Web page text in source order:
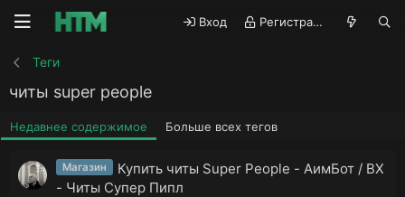
Вход Регистрация
Теги
читы super people
Недавнее содержимое Больше всех тегов
Магазин
Купить читы Super People - АимБот / ВХ
- Читы Супер Пипл